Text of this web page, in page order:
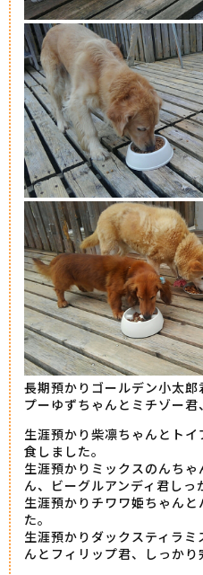
長期預かりゴールデン小太
プーゆずちゃんとミチゾー君
生涯預かり柴凛ちゃんとト
食しました。
生涯預かりミックスのんち
ん、ビーグルアンディ君しっ
生涯預かりチワワ姫ちゃん
た。
生涯預かりダックスティラ
んとフィリップ君、しっかり